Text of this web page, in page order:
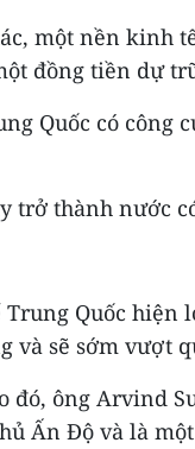
một nền kinh
đồng tiền dự
Quốc có công
trở thành nước
Quốc hiện
và sẽ sớm vượt
đó, ông Arvind
Ấn Độ và là